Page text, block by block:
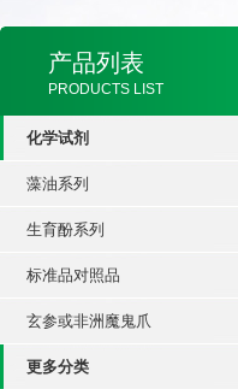
产品列表
PRODUCTS LIST
化学试剂
藻油系列
生育酚系列
标准品对照品
玄参或非洲魔鬼爪
更多分类